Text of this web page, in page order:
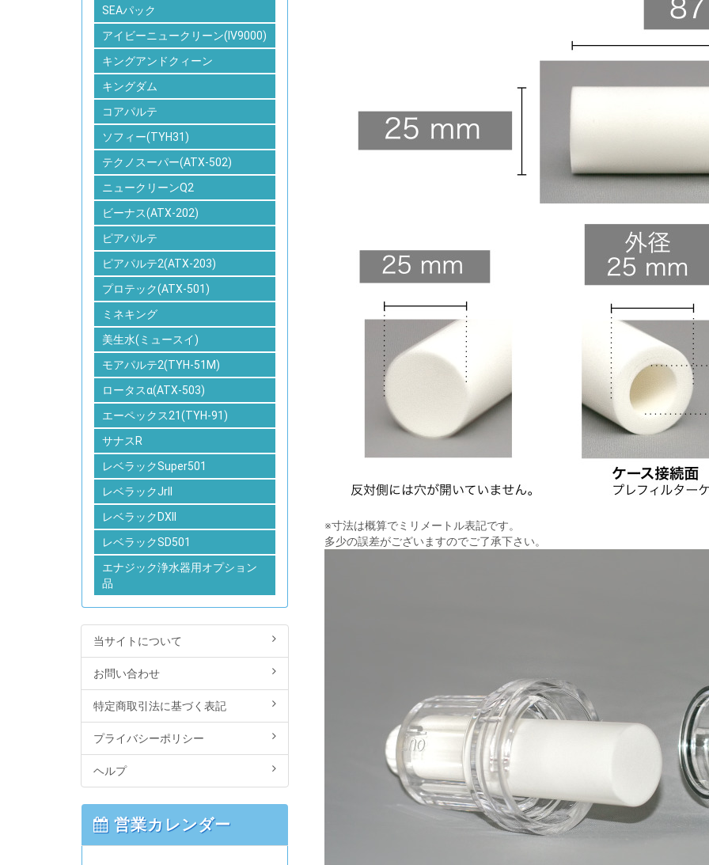
※寸法は概算でミリメートル表記です。
多少の誤差がございますのでご了承下さい。
SEAパック
アイビーニュークリーン(IV9000)
キングアンドクィーン
キングダム
コアパルテ
ソフィー(TYH31)
テクノスーパー(ATX-502)
ニュークリーンQ2
ビーナス(ATX-202)
ピアパルテ
ピアパルテ2(ATX-203)
プロテック(ATX-501)
ミネキング
美生水(ミュースイ)
モアパルテ2(TYH-51M)
ロータスα(ATX-503)
エーペックス21(TYH-91)
サナスR
レベラックSuper501
レベラックJrII
レベラックDXII
レベラックSD501
エナジック浄水器用オプション
品
当サイトについて
お問い合わせ
特定商取引法に基づく表記
プライバシーポリシー
ヘルプ
営業カレンダー